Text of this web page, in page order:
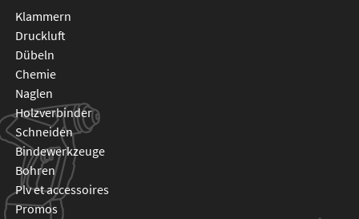
klammern
druckluft
dübeln
chemie
naglen
holzverbinder
schneiden
bindewerkzeuge
bohren
plv et accessoires
promos